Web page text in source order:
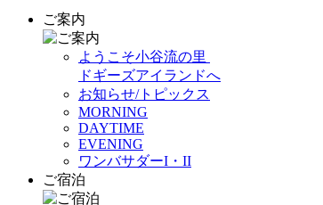
ご案内
ようこそ小谷流の里
ドギーズアイランドへ
お知らせ/トピックス
MORNING
DAYTIME
EVENING
ワンバサダーI・II
ご宿泊